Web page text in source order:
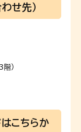
せ先）
）
こちらか